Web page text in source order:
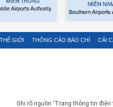
GIỚI THÔNG CÁO BÁO CHÍ CẢI
Ghi rõ nguồn 'Trang thông tin